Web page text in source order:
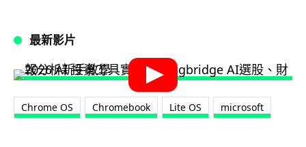
最新影片
Chrome OS Chromebook Lite OS microsoft